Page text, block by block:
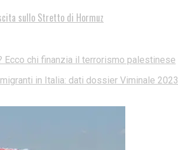
sullo Stretto di Hormuz
Ecco chi finanzia il terrorismo palestinese
in Italia: dati dossier Viminale 2023